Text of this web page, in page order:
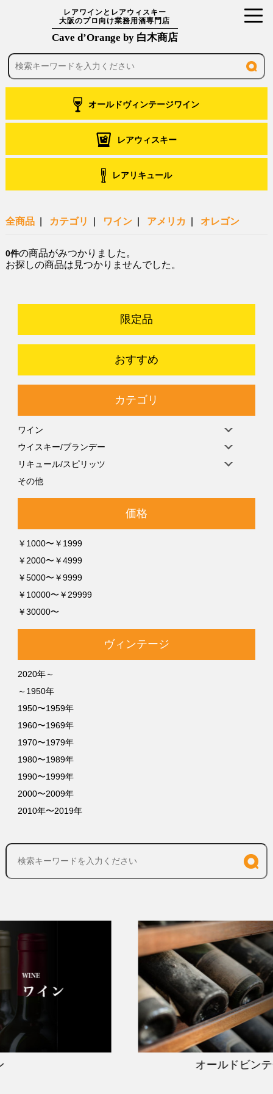
レアワインとレアウィスキー
大阪のプロ向け業務用酒専門店
Cave d’Orange by 白木商店
オールドヴィンテージワイン
レアウィスキー
レアリキュール
全商品 カテゴリ ワイン アメリカ オレゴン
0件の商品がみつかりました。
お探しの商品は見つかりませんでした。
限定品
おすすめ
カテゴリ
ワイン
ウイスキー/ブランデー
リキュール/スピリッツ
その他
価格
￥1000〜￥1999
￥2000〜￥4999
￥5000〜￥9999
￥10000〜￥29999
￥30000〜
ヴィンテージ
2020年～
～1950年
1950〜1959年
1960〜1969年
1970〜1979年
1980〜1989年
1990〜1999年
2000〜2009年
2010年〜2019年
オールドビンテ